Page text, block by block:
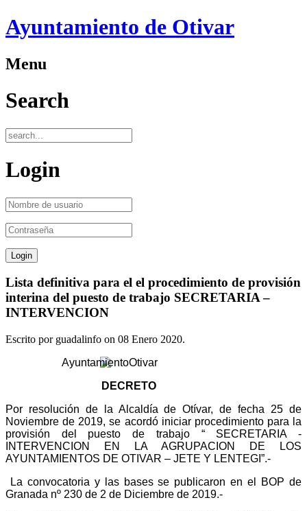
Ayuntamiento de Otivar
Menu
Search
Login
Lista definitiva para el el procedimiento de provisión
interina del puesto de trabajo SECRETARIA –
INTERVENCION
Escrito por guadalinfo on 08 Enero 2020.
DECRETO
Por resolución de la Alcaldía de Otívar, de fecha 25 de
Noviembre de 2019, se acordó iniciar procedimiento para la
provisión del puesto de trabajo “ SECRETARIA -
INTERVENCION EN LA AGRUPACION DE LOS
AYUNTAMIENTOS DE OTIVAR – JETE Y LENTEGI”.-
La convocatoria y las bases se publicaron en el BOP de
Granada nº 230 de 2 de Diciembre de 2019.-